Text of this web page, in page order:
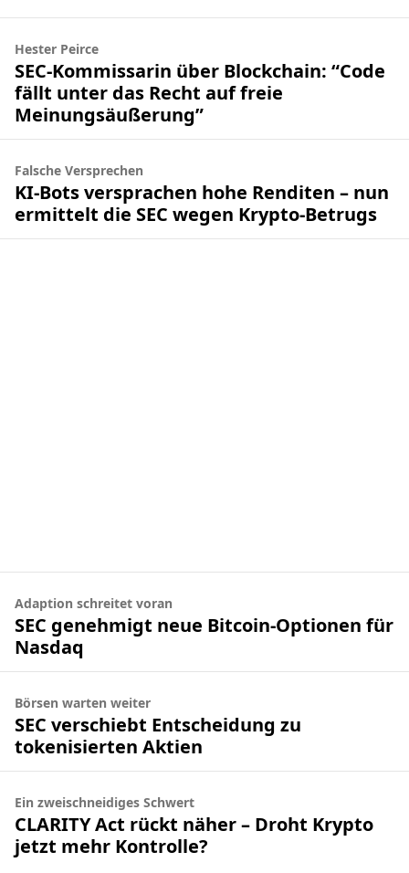
Hester Peirce
SEC-Kommissarin über Blockchain: “Code
fällt unter das Recht auf freie
Meinungsäußerung”
Falsche Versprechen
KI-Bots versprachen hohe Renditen – nun
ermittelt die SEC wegen Krypto-Betrugs
Adaption schreitet voran
SEC genehmigt neue Bitcoin-Optionen für
Nasdaq
Börsen warten weiter
SEC verschiebt Entscheidung zu
tokenisierten Aktien
Ein zweischneidiges Schwert
CLARITY Act rückt näher – Droht Krypto
jetzt mehr Kontrolle?